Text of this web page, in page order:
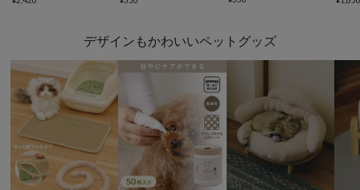
デザインもかわいいペットグッズ